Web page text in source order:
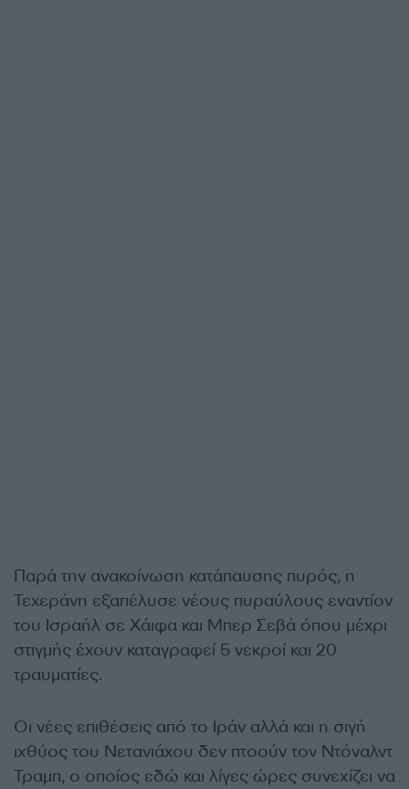
Παρά την ανακοίνωση κατάπαυσης πυρός, η
Τεχεράνη εξαπέλυσε νέους πυραύλους εναντίον
του Ισραήλ σε Χάιφα και Μπερ Σεβά όπου μέχρι
στιγμής έχουν καταγραφεί 5 νεκροί και 20
τραυματίες.
Οι νέες επιθέσεις από το Ιράν αλλά και η σιγή
ιχθύος του Νετανιάχου δεν πτοούν τον Ντόναλντ
Τραμπ, ο οποίος εδώ και λίγες ώρες συνεχίζει να